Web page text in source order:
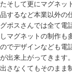
そして更にマグネッ
するなど本業以外の
ポスさんでは全て電
マグネットの制作も
でデザインなども電
出来上がってきます
さなくてもそのまま